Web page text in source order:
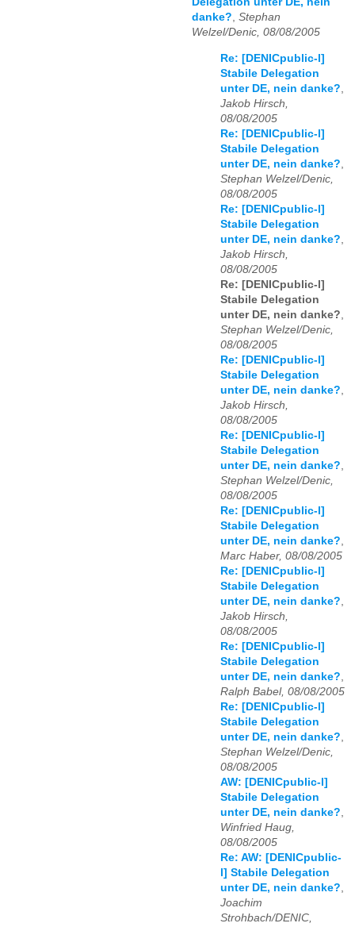
danke?, Stephan
Welzel/Denic, 08/08/2005
Re: [DENICpublic-l]
Stabile Delegation
unter DE, nein danke?
Jakob Hirsch,
08/08/2005
Re: [DENICpublic-l]
Stabile Delegation
unter DE, nein danke?
Stephan Welzel/Denic,
08/08/2005
Re: [DENICpublic-l]
Stabile Delegation
unter DE, nein danke?
Jakob Hirsch,
08/08/2005
Re: [DENICpublic-l]
Stabile Delegation
unter DE, nein danke?
Stephan Welzel/Denic,
08/08/2005
Re: [DENICpublic-l]
Stabile Delegation
unter DE, nein danke?
Jakob Hirsch,
08/08/2005
Re: [DENICpublic-l]
Stabile Delegation
unter DE, nein danke?
Stephan Welzel/Denic,
08/08/2005
Re: [DENICpublic-l]
Stabile Delegation
unter DE, nein danke?
Marc Haber, 08/08/2005
Re: [DENICpublic-l]
Stabile Delegation
unter DE, nein danke?
Jakob Hirsch,
08/08/2005
Re: [DENICpublic-l]
Stabile Delegation
unter DE, nein danke?
Ralph Babel, 08/08/2005
Re: [DENICpublic-l]
Stabile Delegation
unter DE, nein danke?
Stephan Welzel/Denic,
08/08/2005
AW: [DENICpublic-l]
Stabile Delegation
unter DE, nein danke?
Winfried Haug,
08/08/2005
Re: AW: [DENICpublic-
l] Stabile Delegation
unter DE, nein danke?
Joachim
Strohbach/DENIC,